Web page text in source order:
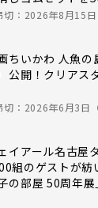
切：2026年8月15
ちいかわ 人魚
）公開！クリア
切：2026年6月3日
ェイアール名古屋
組のゲストが紡
子の部屋 50周年